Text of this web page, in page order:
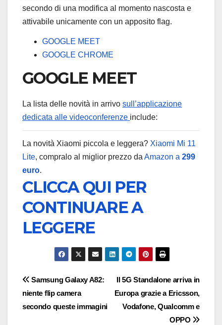
secondo di una modifica al momento nascosta e
attivabile unicamente con un apposito flag.
GOOGLE MEET
GOOGLE CHROME
GOOGLE MEET
La lista delle novità in arrivo sull’applicazione
dedicata alle videoconferenze include:
La novità Xiaomi piccola e leggera? Xiaomi Mi 11
Lite, compralo al miglior prezzo da Amazon a 299
euro.
CLICCA QUI PER
CONTINUARE A
LEGGERE
Navigazione
articoli
Il 5G Standalone arriva in
Europa grazie a Ericsson,
Vodafone, Qualcomm e
OPPO
Samsung Galaxy A82:
niente flip camera
secondo queste immagini